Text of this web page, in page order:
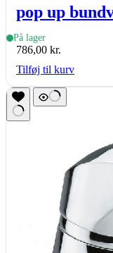
pop up
På lager
786,00 kr.
Tilføj til kurv